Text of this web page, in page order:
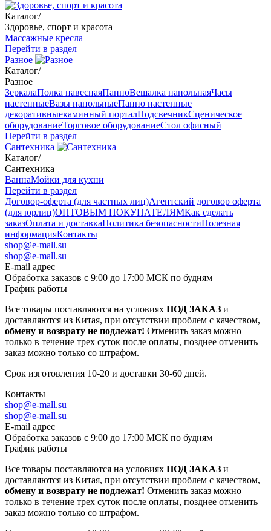
Каталог/
Здоровье, спорт и красота
Массажные кресла
Перейти в раздел
Разное
Каталог/
Разное
ЗеркалаПолка навеснаяПанноВешалка напольнаяЧасы
настенныеВазы напольныеПанно настенные
декоративныекаминный порталПодсвечникСценическое
оборудованиеТорговое оборудованиеСтол офисный
Перейти в раздел
Сантехника
Каталог/
Сантехника
ВаннаМойки для кухни
Перейти в раздел
Договор-оферта (для частных лиц)Агентский договор оферта
(для юрлиц)ОПТОВЫМ ПОКУПАТЕЛЯМКак сделать
заказОплата и доставкаПолитика безопасностиПолезная
информацияКонтакты
shop@e-mall.su
shop@e-mall.su
E-mail адрес
Обработка заказов с 9:00 до 17:00 МСК по будням
График работы
Все товары поставляются на условиях ПОД ЗАКАЗ и
доставляются из Китая, при отсутствии проблем с качеством,
обмену и возврату не подлежат! Отменить заказ можно
только в течение трех суток после оплаты, позднее отменить
заказ можно только со штрафом.
Срок изготовления 10-20 и доставки 30-60 дней.
Контакты
shop@e-mall.su
shop@e-mall.su
E-mail адрес
Обработка заказов с 9:00 до 17:00 МСК по будням
График работы
Все товары поставляются на условиях ПОД ЗАКАЗ и
доставляются из Китая, при отсутствии проблем с качеством,
обмену и возврату не подлежат! Отменить заказ можно
только в течение трех суток после оплаты, позднее отменить
заказ можно только со штрафом.